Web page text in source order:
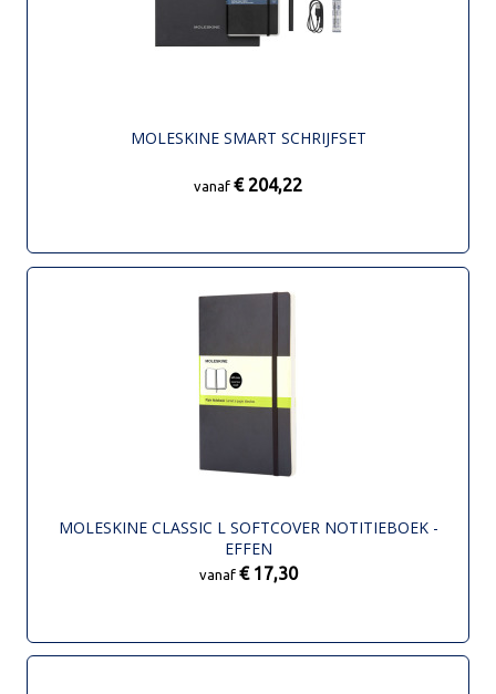
MOLESKINE SMART SCHRIJFSET
vanaf € 204,22
MOLESKINE CLASSIC L SOFTCOVER NOTITIEBOEK -
EFFEN
vanaf € 17,30